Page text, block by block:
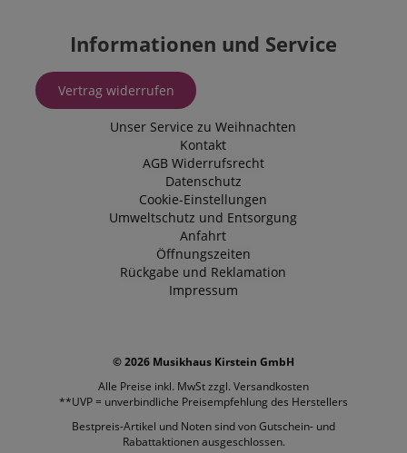
Informationen und Service
Vertrag widerrufen
Unser Service zu Weihnachten
Kontakt
AGB Widerrufsrecht
Datenschutz
Cookie-Einstellungen
Umweltschutz und Entsorgung
Anfahrt
Öffnungszeiten
Rückgabe und Reklamation
Impressum
© 2026 Musikhaus Kirstein GmbH
Alle Preise inkl. MwSt zzgl. Versandkosten
**UVP = unverbindliche Preisempfehlung des Herstellers
Bestpreis-Artikel und Noten sind von Gutschein- und
Rabattaktionen ausgeschlossen.